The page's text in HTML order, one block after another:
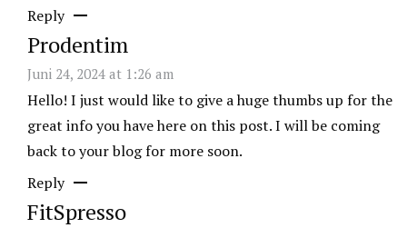
Reply
Prodentim
Juni 24, 2024 at 1:26 am
Hello! I just would like to give a huge thumbs up for the
great info you have here on this post. I will be coming
back to your blog for more soon.
Reply
FitSpresso